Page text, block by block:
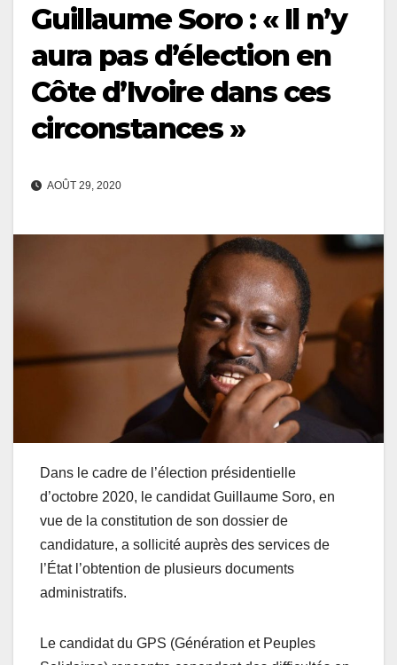
Guillaume Soro : « Il n’y
aura pas d’élection en
Côte d’Ivoire dans ces
circonstances »
AOÛT 29, 2020
Dans le cadre de l’élection présidentielle
d’octobre 2020, le candidat Guillaume Soro, en
vue de la constitution de son dossier de
candidature, a sollicité auprès des services de
l’État l’obtention de plusieurs documents
administratifs.
Le candidat du GPS (Génération et Peuples